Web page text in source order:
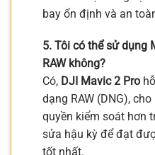
bay ổn định và an
5. Tôi có thể sử dụng
RAW không?
Có, DJI Mavic 2 Pro
dạng RAW (DNG),
quyền kiểm soát hơn
sửa hậu kỳ để đạt
tốt nhất.